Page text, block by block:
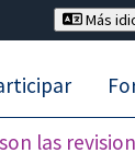
Más
las